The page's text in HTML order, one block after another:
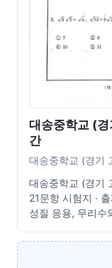
대송중학교 (
간
대송중학교 (경기
대송중학교 (경기
21문항 시험지 ·
성질 응용, 무리수